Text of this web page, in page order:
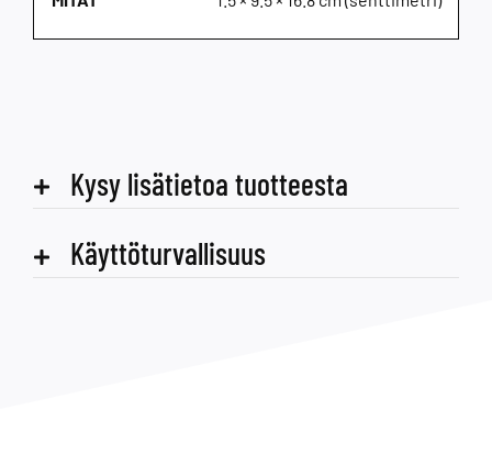
Kysy lisätietoa tuotteesta
Käyttöturvallisuus